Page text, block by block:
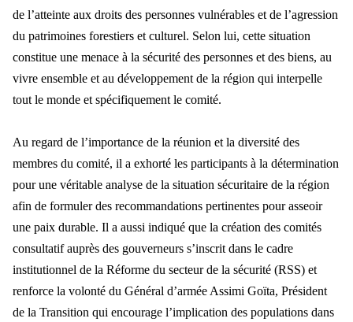
de l’atteinte aux droits des personnes vulnérables et de l’agression
du patrimoines forestiers et culturel. Selon lui, cette situation
constitue une menace à la sécurité des personnes et des biens, au
vivre ensemble et au développement de la région qui interpelle
tout le monde et spécifiquement le comité.
Au regard de l’importance de la réunion et la diversité des
membres du comité, il a exhorté les participants à la détermination
pour une véritable analyse de la situation sécuritaire de la région
afin de formuler des recommandations pertinentes pour asseoir
une paix durable. Il a aussi indiqué que la création des comités
consultatif auprès des gouverneurs s’inscrit dans le cadre
institutionnel de la Réforme du secteur de la sécurité (RSS) et
renforce la volonté du Général d’armée Assimi Goïta, Président
de la Transition qui encourage l’implication des populations dans